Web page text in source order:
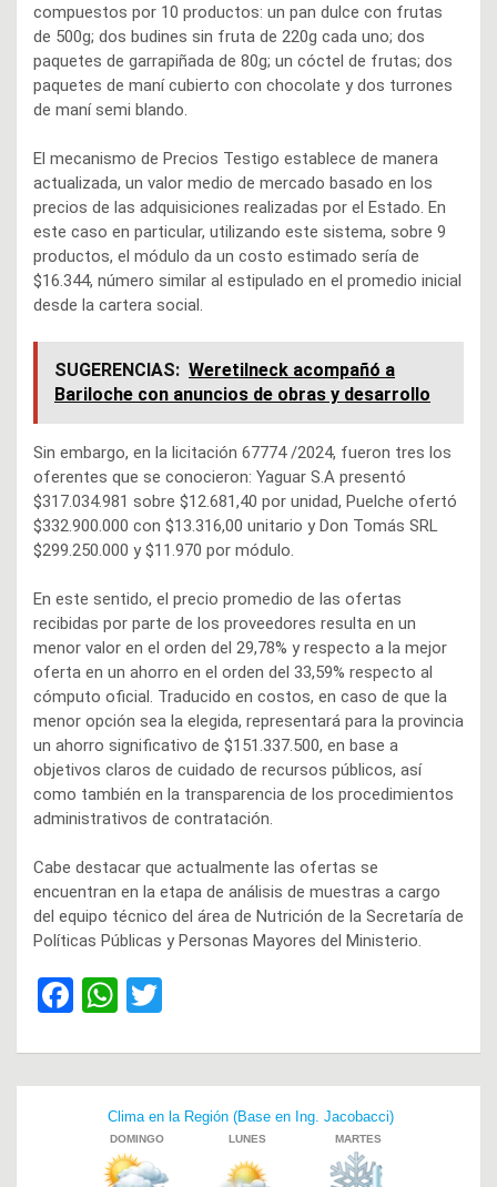
compuestos por 10 productos: un pan dulce con frutas
de 500g; dos budines sin fruta de 220g cada uno; dos
paquetes de garrapiñada de 80g; un cóctel de frutas; dos
paquetes de maní cubierto con chocolate y dos turrones
de maní semi blando.
El mecanismo de Precios Testigo establece de manera
actualizada, un valor medio de mercado basado en los
precios de las adquisiciones realizadas por el Estado. En
este caso en particular, utilizando este sistema, sobre 9
productos, el módulo da un costo estimado sería de
$16.344, número similar al estipulado en el promedio inicial
desde la cartera social.
SUGERENCIAS: Weretilneck acompañó a
Bariloche con anuncios de obras y desarrollo
Sin embargo, en la licitación 67774 /2024, fueron tres los
oferentes que se conocieron: Yaguar S.A presentó
$317.034.981 sobre $12.681,40 por unidad, Puelche ofertó
$332.900.000 con $13.316,00 unitario y Don Tomás SRL
$299.250.000 y $11.970 por módulo.
En este sentido, el precio promedio de las ofertas
recibidas por parte de los proveedores resulta en un
menor valor en el orden del 29,78% y respecto a la mejor
oferta en un ahorro en el orden del 33,59% respecto al
cómputo oficial. Traducido en costos, en caso de que la
menor opción sea la elegida, representará para la provincia
un ahorro significativo de $151.337.500, en base a
objetivos claros de cuidado de recursos públicos, así
como también en la transparencia de los procedimientos
administrativos de contratación.
Cabe destacar que actualmente las ofertas se
encuentran en la etapa de análisis de muestras a cargo
del equipo técnico del área de Nutrición de la Secretaría de
Políticas Públicas y Personas Mayores del Ministerio.
F
ce
W
at
s
A
p
tt
er
entradas